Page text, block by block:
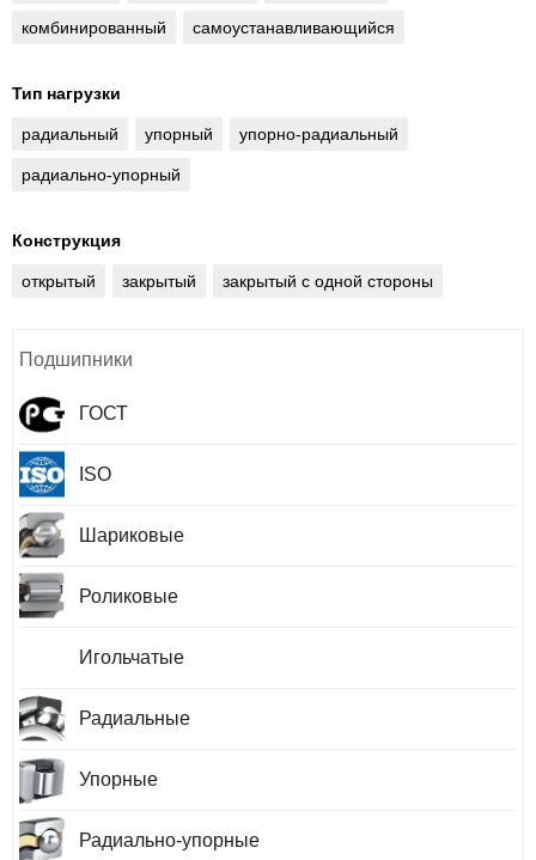
комбинированный самоустанавливающийся
Тип нагрузки
радиальный упорный упорно-радиальный
радиально-упорный
Конструкция
открытый закрытый закрытый с одной стороны
Подшипники
ГОСТ
ISO
Шариковые
Роликовые
Игольчатые
Радиальные
Упорные
Радиально-упорные